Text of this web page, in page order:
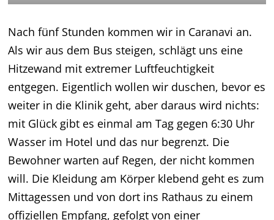
Nach fünf Stunden kommen wir in Caranavi an.
Als wir aus dem Bus steigen, schlägt uns eine
Hitzewand mit extremer Luftfeuchtigkeit
entgegen. Eigentlich wollen wir duschen, bevor es
weiter in die Klinik geht, aber daraus wird nichts:
mit Glück gibt es einmal am Tag gegen 6:30 Uhr
Wasser im Hotel und das nur begrenzt. Die
Bewohner warten auf Regen, der nicht kommen
will. Die Kleidung am Körper klebend geht es zum
Mittagessen und von dort ins Rathaus zu einem
offiziellen Empfang, gefolgt von einer